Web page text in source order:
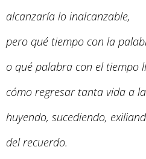
alcanzaría lo inalcanzable,
pero qué tiempo con la
o qué palabra con el tiempo
cómo regresar tanta vida a
huyendo, sucediendo,
del recuerdo.